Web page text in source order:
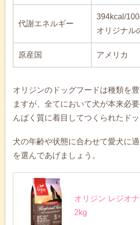
代謝エネルギー
394kcal/
オリジナル
原産国 アメリカ
オリジンのドッグフードは種類を
ますが、全てにおいて犬が本来必
んぱく質に着目してつくられたドッ
犬の年齢や状態に合わせて愛犬に
を選んであげましょう。
オリジン レジオ
2kg